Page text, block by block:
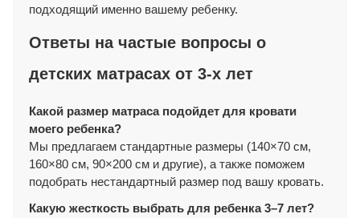
подходящий именно вашему ребенку.
Ответы на частые вопросы о
детских матрасах от 3-х лет
Какой размер матраса подойдет для кровати
моего ребенка?
Мы предлагаем стандартные размеры (140×70 см,
160×80 см, 90×200 см и другие), а также поможем
подобрать нестандартный размер под вашу кровать.
Какую жесткость выбрать для ребенка 3–7 лет?